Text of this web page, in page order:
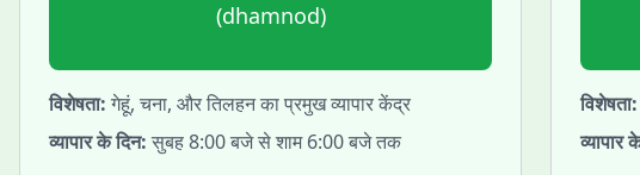
(dhamnod)
विशेषता: गेहूं, चना, और तिलहन का प्रमुख व्यापार केंद्र
व्यापार के दिन: सुबह 8:00 बजे से शाम 6:00 बजे तक
विशेषता:
व्यापार